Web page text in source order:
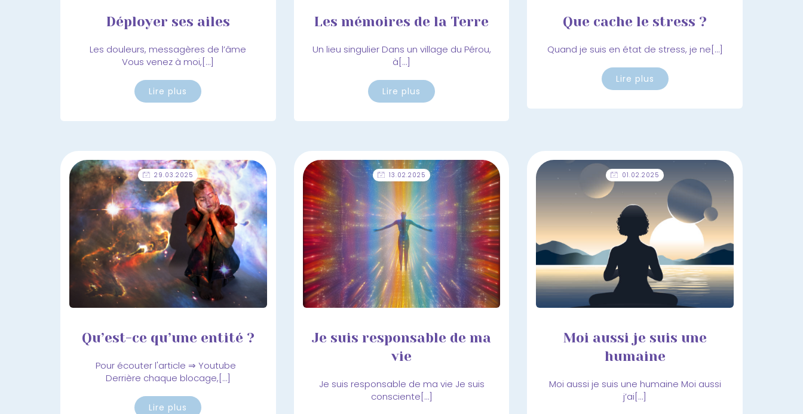
Déployer ses ailes
Les douleurs, messagères de l’âme
Vous venez à moi,[…]
Lire plus
Les mémoires de la Terre
Un lieu singulier Dans un village du Pérou,
à[…]
Lire plus
Que cache le stress ?
Quand je suis en état de stress, je ne[…]
Lire plus
29.03.2025
Qu’est-ce qu’une entité ?
Pour écouter l'article ⇒ Youtube
Derrière chaque blocage,[…]
Lire plus
13.02.2025
Je suis responsable de ma
vie
Je suis responsable de ma vie Je suis
consciente[…]
01.02.2025
Moi aussi je suis une
humaine
Moi aussi je suis une humaine Moi aussi
j’ai[…]